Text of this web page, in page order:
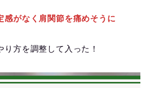
感がなく肩関節を痛めそうに
り方を調整して入った！